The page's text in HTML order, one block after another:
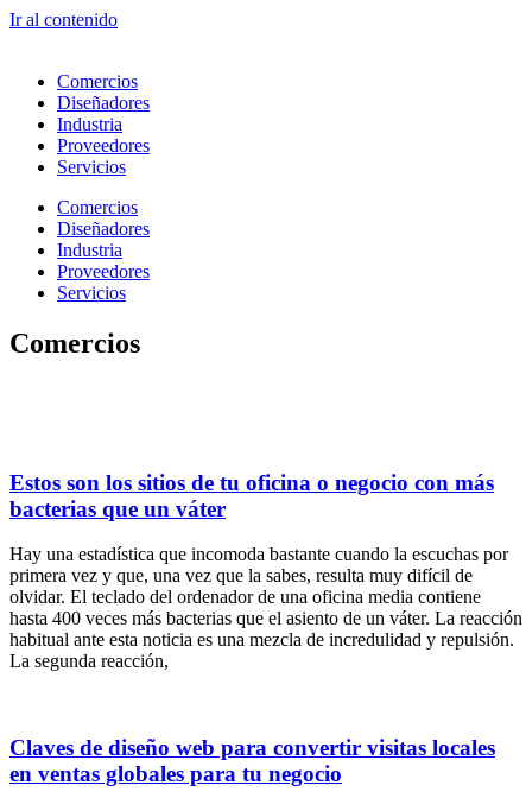
Ir al contenido
Comercios
Diseñadores
Industria
Proveedores
Servicios
Comercios
Diseñadores
Industria
Proveedores
Servicios
Comercios
Estos son los sitios de tu oficina o negocio con más
bacterias que un váter
Hay una estadística que incomoda bastante cuando la escuchas por
primera vez y que, una vez que la sabes, resulta muy difícil de
olvidar. El teclado del ordenador de una oficina media contiene
hasta 400 veces más bacterias que el asiento de un váter. La reacción
habitual ante esta noticia es una mezcla de incredulidad y repulsión.
La segunda reacción,
Claves de diseño web para convertir visitas locales
en ventas globales para tu negocio